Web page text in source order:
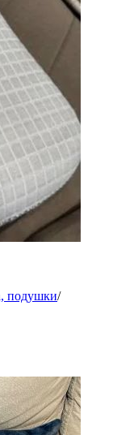
подушки/